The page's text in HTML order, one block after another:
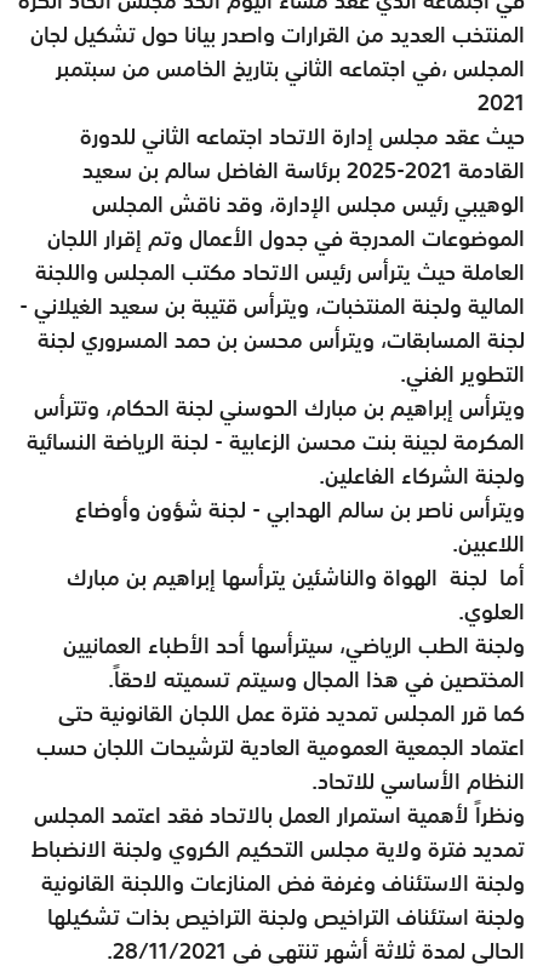
المنتخب العديد من القرارات واصدر بيانا حول تشكيل لجان
المجلس ،في اجتماعه الثاني بتاريخ الخامس من سبتمبر
2021
حيث عقد مجلس إدارة الاتحاد اجتماعه الثاني للدورة
القادمة 2021-2025 برئاسة الفاضل سالم بن سعيد
الوهيبي رئيس مجلس الإدارة، وقد ناقش المجلس
الموضوعات المدرجة في جدول الأعمال وتم إقرار اللجان
العاملة حيث يترأس رئيس الاتحاد مكتب المجلس واللجنة
المالية ولجنة المنتخبات، ويترأس قتيبة بن سعيد الغيلاني -
لجنة المسابقات، ويترأس محسن بن حمد المسروري لجنة
التطوير الفني.
ويترأس إبراهيم بن مبارك الحوسني لجنة الحكام، وتترأس
المكرمة لجينة بنت محسن الزعابية - لجنة الرياضة النسائية
ولجنة الشركاء الفاعلين.
ويترأس ناصر بن سالم الهدابي - لجنة شؤون وأوضاع
اللاعبين.
أما لجنة الهواة والناشئين يترأسها إبراهيم بن مبارك
العلوي.
ولجنة الطب الرياضي، سيترأسها أحد الأطباء العمانيين
المختصين في هذا المجال وسيتم تسميته لاحقاً.
كما قرر المجلس تمديد فترة عمل اللجان القانونية حتى
اعتماد الجمعية العمومية العادية لترشيحات اللجان حسب
النظام الأساسي للاتحاد.
ونظراً لأهمية استمرار العمل بالاتحاد فقد اعتمد المجلس
تمديد فترة ولاية مجلس التحكيم الكروي ولجنة الانضباط
ولجنة الاستئناف وغرفة فض المنازعات واللجنة القانونية
ولجنة استئناف التراخيص ولجنة التراخيص بذات تشكيلها
الحالي لمدة ثلاثة أشهر تنتهي في 28/11/2021.